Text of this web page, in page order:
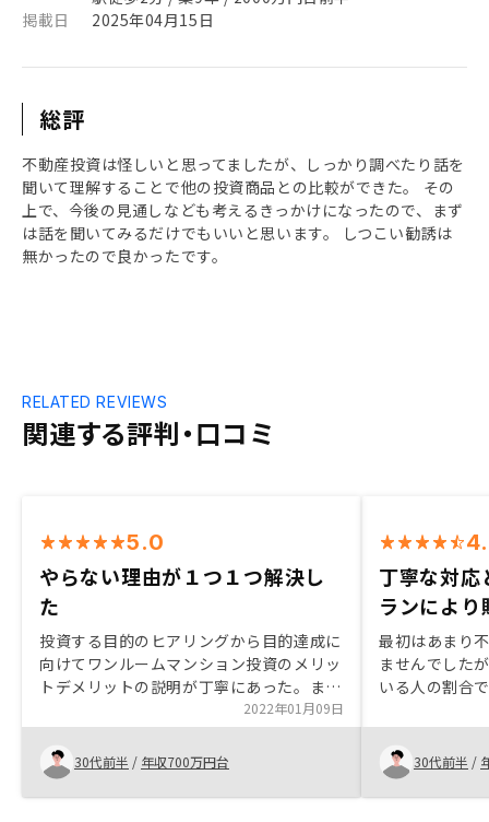
掲載日
2025年04月15日
総評
不動産投資は怪しいと思ってましたが、しっかり調べたり話を
聞いて理解することで他の投資商品との比較ができた。 その
上で、今後の見通しなども考えるきっかけになったので、まず
は話を聞いてみるだけでもいいと思います。 しつこい勧誘は
無かったので良かったです。
関連する評判・口コミ
RELATED REVIEWS
5.0
やらない理由が１つ１つ解決し
た
投資する目的のヒアリングから目的達成に
向けてワンルームマンション投資のメリッ
トデメリットの説明が丁寧にあった。ま
た、税金関係はもちろんのこと不動産投資
に関しての質問に対して、非常に早くレス
ポンスいただけたことでやらない理由が１
つ１つ解決したから。①投資回収の計算に
関して、もっと長期のシュミレーションを
2022年01月09日
30代前半 / 年収700万円台
丁寧な対応
ランにより
最初はあまり
ませんでした
いる人の割合
ていた漠然と
マンション需
ータに基づく
示して頂くこ
30代前半 /